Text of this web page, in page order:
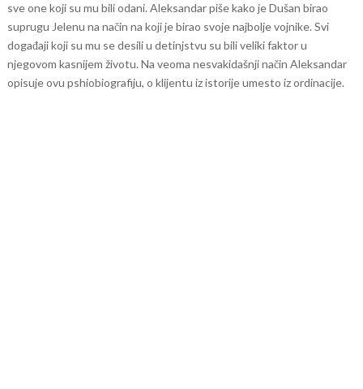
sve one koji su mu bili odani. Aleksandar piše kako je Dušan birao
suprugu Jelenu na način na koji je birao svoje najbolje vojnike. Svi
događaji koji su mu se desili u detinjstvu su bili veliki faktor u
njegovom kasnijem životu. Na veoma nesvakidašnji način Aleksandar
opisuje ovu pshiobiografiju, o klijentu iz istorije umesto iz ordinacije.